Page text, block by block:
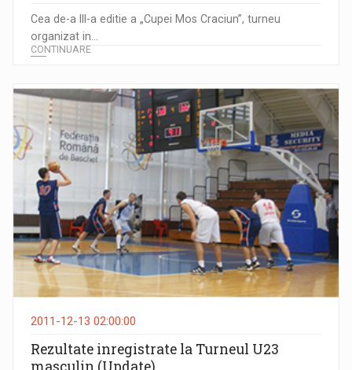
Cea de-a III-a editie a „Cupei Mos Craciun”, turneu
organizat in...
CONTINUARE
2011-12-13 02:00:00
Rezultate inregistrate la Turneul U23